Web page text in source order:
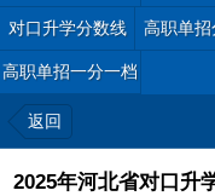
对口升学分数线 高职单招
高职单招一分一档
返回
2025年河北省对口升